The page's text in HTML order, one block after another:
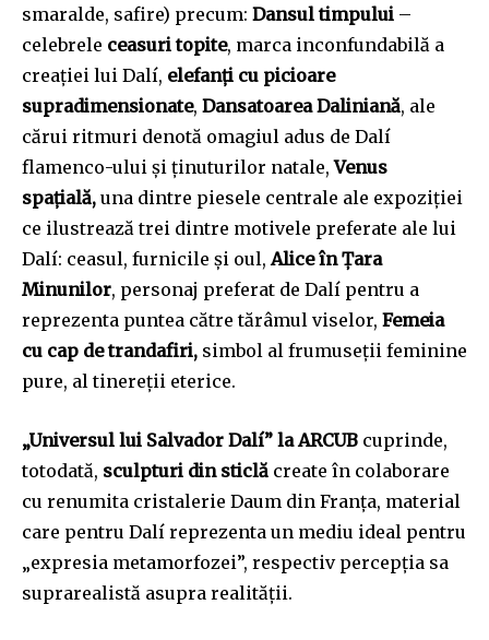
smaralde, safire) precum: Dansul timpului –
celebrele ceasuri topite, marca inconfundabilă a
creației lui Dalí, elefanți cu picioare
supradimensionate, Dansatoarea Daliniană, ale
cărui ritmuri denotă omagiul adus de Dalí
flamenco-ului și ținuturilor natale,Venus
spațială, una dintre piesele centrale ale expoziției
ce ilustrează trei dintre motivele preferate ale lui
Dalí: ceasul, furnicile și oul,Alice în Țara
Minunilor, personaj preferat de Dalí pentru a
reprezenta puntea către tărâmul viselor, Femeia
cu cap de trandafiri, simbol al frumuseții feminine
pure, al tinereții eterice.
„Universul lui Salvador Dalí” la ARCUB cuprinde,
totodată, sculpturi din sticlă create în colaborare
cu renumita cristalerie Daum din Franța, material
care pentru Dalí reprezenta un mediu ideal pentru
„expresia metamorfozei”, respectiv percepția sa
suprarealistă asupra realității.